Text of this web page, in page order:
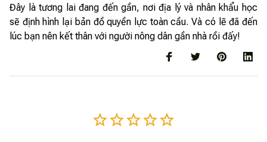
Đây là tương lai đang đến gần, nơi địa lý và nhân khẩu học
sẽ định hình lại bản đồ quyền lực toàn cầu. Và có lẽ đã đến
lúc bạn nên kết thân với người nông dân gần nhà rồi đấy!